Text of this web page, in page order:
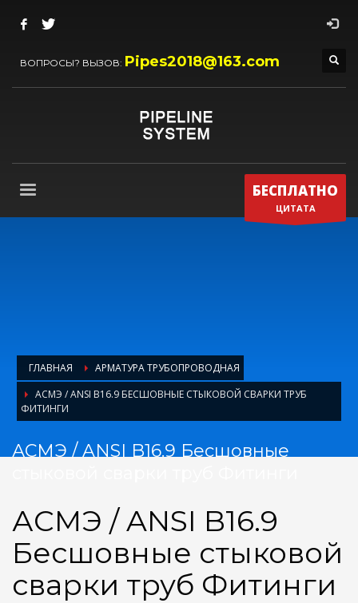
ВОПРОСЫ? ВЫЗОВ: Pipes2018@163.com
БЕСПЛАТНО
ЦИТАТА
ГЛАВНАЯ
АРМАТУРА ТРУБОПРОВОДНАЯ
АСМЭ / ANSI B16.9 БЕСШОВНЫЕ СТЫКОВОЙ СВАРКИ ТРУБ
ФИТИНГИ
АСМЭ / ANSI B16.9 Бесшовные
АСМЭ / ANSI B16.9
Бесшовные стыковой
сварки труб Фитинги